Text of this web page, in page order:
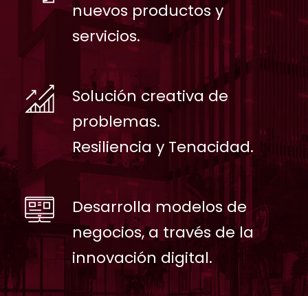
nuevos productos y
servicios.
Solución creativa de
problemas.
Resiliencia y Tenacidad.
Desarrolla modelos de
negocios, a través de la
innovación digital.